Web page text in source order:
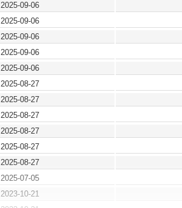
2025-09-06
2025-09-06
2025-09-06
2025-09-06
2025-09-06
2025-08-27
2025-08-27
2025-08-27
2025-08-27
2025-08-27
2025-08-27
2025-07-05
2023-10-21